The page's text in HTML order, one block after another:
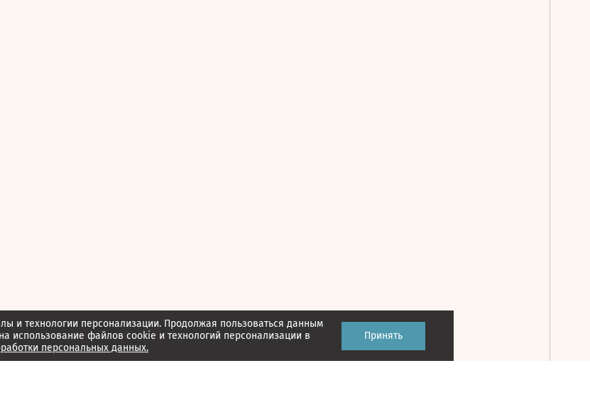
и технологии персонализации. Продолжая пользоваться данным
на использование файлов cookie и технологий персонализации в
персональных данных.
Принять